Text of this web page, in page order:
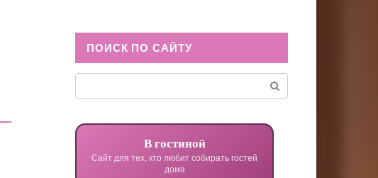
ПОИСК ПО САЙТУ
В гостиной
Сайт для тех, кто любит собирать гостей
дома